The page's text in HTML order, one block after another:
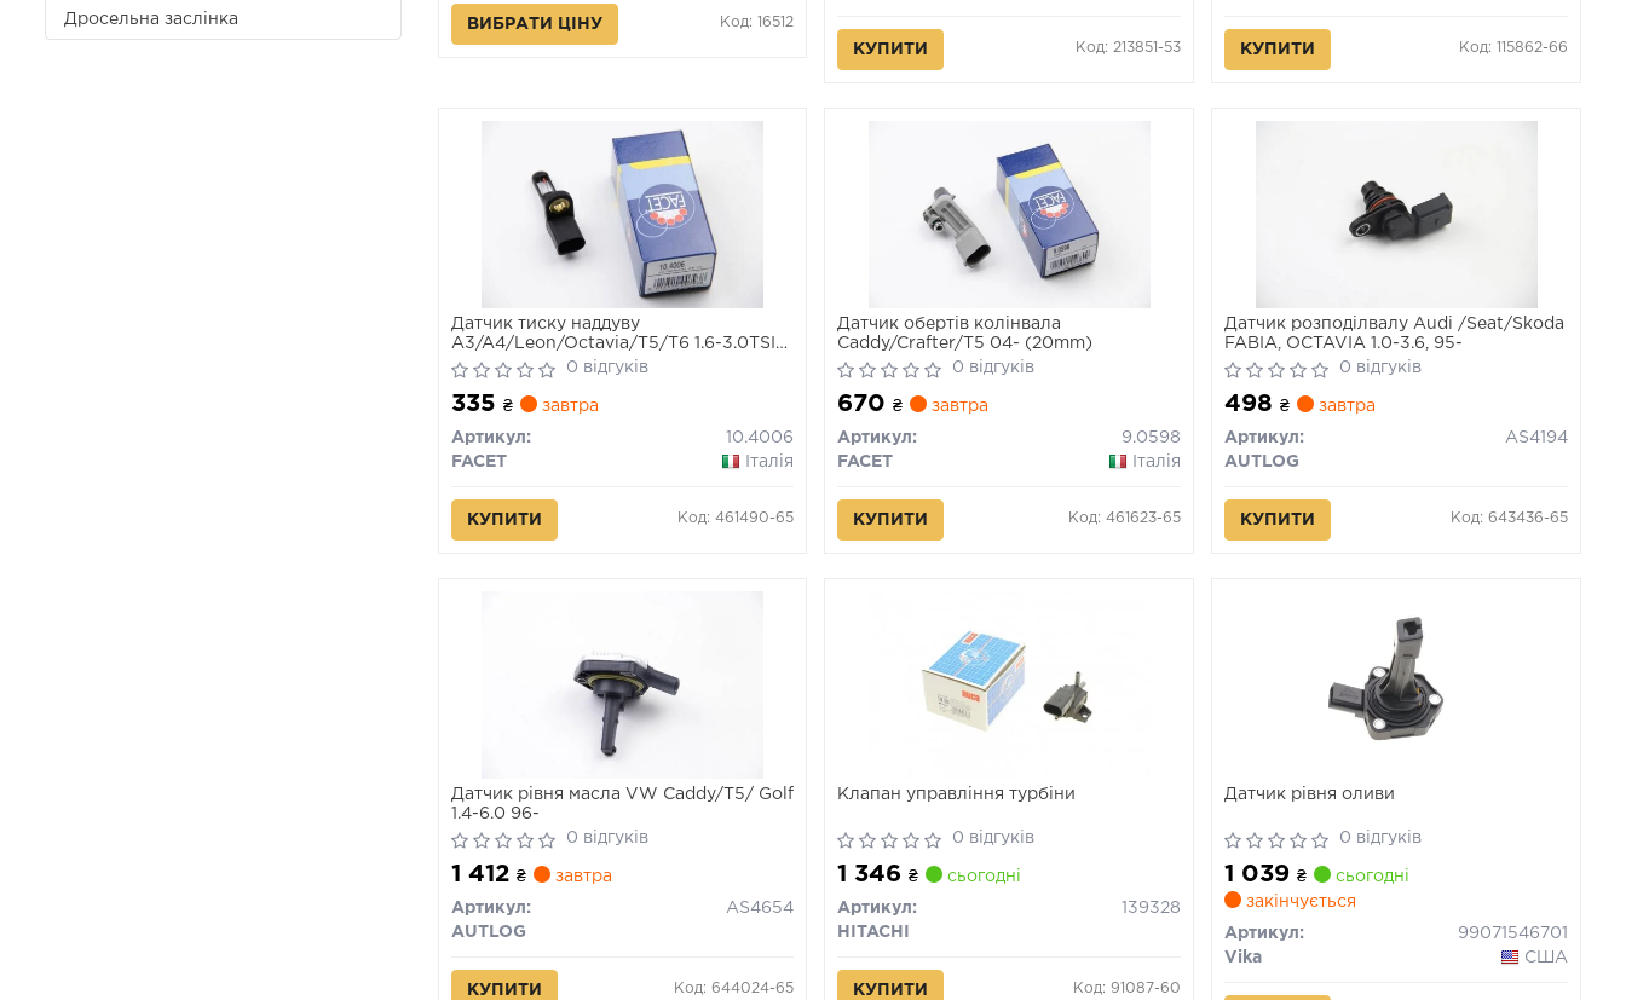
Дросельна заслінка ВИБРАТИ ЦІНУ Код: 16512
КУПИТИ Код: 213851-53 КУПИТИ Код: 115862-66
Датчик тиску наддуву
A3/A4/Leon/Octavia/T5/T6 1.6-3.0TSI
97-
0 відгуків
335 ₴ завтра
Артикул:
10.4006
FACET
Італія
КУПИТИ Код: 461490-65
Датчик обертів колінвала
Caddy/Crafter/T5 04- (20mm)
0 відгуків
670₴ завтра
Артикул:
9.0598
FACET
Італія
КУПИТИ Код: 461623-65
Датчик розподілвалу Audi /Seat/Skoda
FABIA, OCTAVIA 1.0-3.6, 95-
0 відгуків
498₴ завтра
Артикул:
AS4194
AUTLOG
КУПИТИ Код: 643436-65
Датчик рівня масла VW Caddy/T5/ Golf
1.4-6.0 96-
0 відгуків
1 412 ₴ завтра
Артикул:
AS4654
AUTLOG
КУПИТИ Код: 644024-65
Клапан управління турбіни
0 відгуків
1 346₴ сьогодні
Артикул:
139328
HITACHI
КУПИТИ Код: 91087-60
Датчик рівня оливи
0 відгуків
1 039₴
сьогодні
закінчується
Артикул:
99071546701
Vika
США